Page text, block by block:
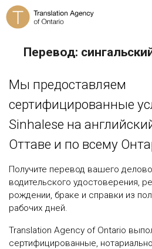
Перевод:
Мы предоставляем
сертифицированные
Sinhalese на
Оттаве и по всему
Получите перевод вашего
водительского удостоверения,
рождении, браке и справки из
рабочих дней.
Translation Agency of Ontario
сертифицированные,